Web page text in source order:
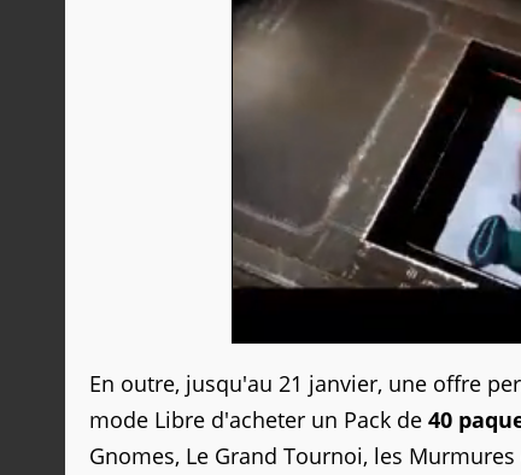
En outre, jusqu'au 21 janvier, une offre
mode Libre d'acheter un Pack de 40
Gnomes, Le Grand Tournoi, les